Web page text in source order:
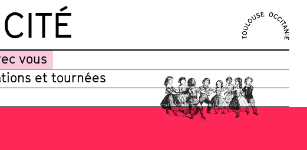
vous
et tournées